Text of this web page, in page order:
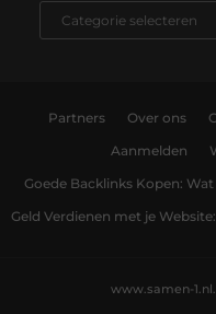
Partners Over ons
Aanmelden
Goede Backlinks Kopen:
Geld Verdienen met je
www.samen-1.nl.